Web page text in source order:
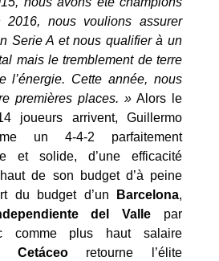
nous voulions assurer
Serie A et nous qualifier à un
mais le tremblement de terre
l’énergie. Cette année, nous
premières places. »Alors le
joueurs arrivent, Guillermo
un 4-4-2 parfaitement
et solide, d’une efficacité
de son budget d’à peine
du budget d’un
Barcelona,
del Valle par
comme plus haut salaire
Cetáceoretourne l’élite